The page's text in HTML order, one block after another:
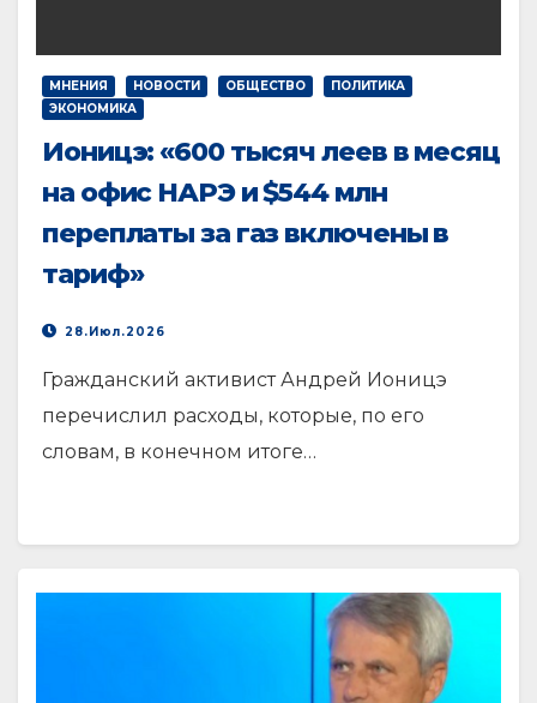
МНЕНИЯ НОВОСТИ ОБЩЕСТВО
ПОЛИТИКА
ЭКОНОМИКА
Ионицэ: «600 тысяч леев в месяц
на офис НАРЭ и $544 млн
переплаты за газ включены в
тариф»
28.Июл.2026
Гражданский активист Андрей Ионицэ
перечислил расходы, которые, по его
словам, в конечном итоге…